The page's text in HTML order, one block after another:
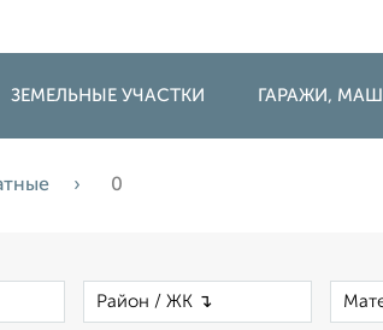
ЗЕМЕЛЬНЫЕ УЧАСТКИ ГАРАЖИ,
0